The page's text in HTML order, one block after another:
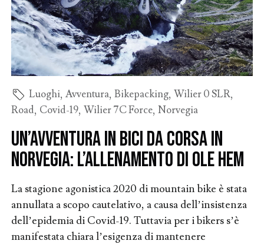
Luoghi, Avventura, Bikepacking, Wilier 0 SLR,
Road, Covid-19, Wilier 7C Force, Norvegia
Un’avventura in bici da corsa in
Norvegia: l’allenamento di Ole Hem
La stagione agonistica 2020 di mountain bike è stata
annullata a scopo cautelativo, a causa dell’insistenza
dell’epidemia di Covid-19. Tuttavia per i bikers s’è
manifestata chiara l’esigenza di mantenere